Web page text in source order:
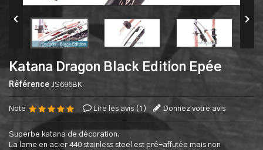
 
Katana Dragon Black Edition Epée
Référence JS696BK
Note Lire les avis ( 1 ) Donnez votre avis
Superbe katana de décoration.
La lame en acier 440 stainless steel est pré-affutée mais non